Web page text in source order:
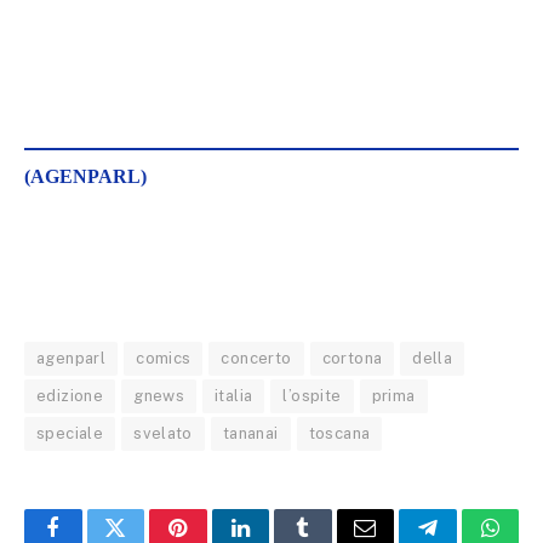
(AGENPARL)
agenparl comics concerto cortona della
edizione gnews italia l’ospite prima
speciale svelato tananai toscana